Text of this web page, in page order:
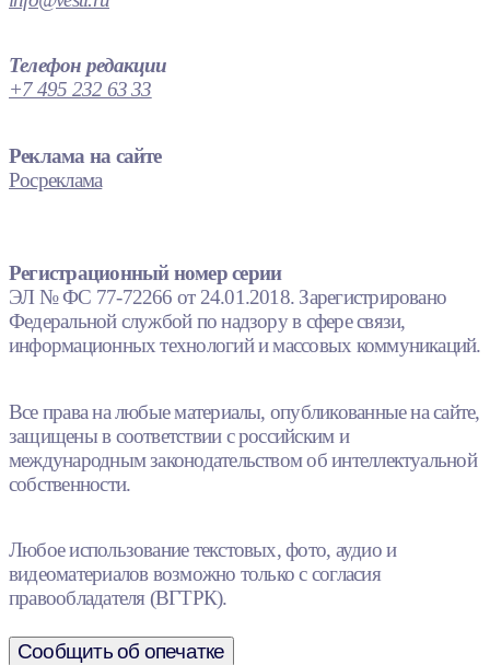
Телефон редакции
+7 495 232 63 33
Реклама на сайте
Росреклама
Регистрационный номер серии
ЭЛ № ФС 77-72266 от 24.01.2018. Зарегистрировано
Федеральной службой по надзору в сфере связи,
информационных технологий и массовых коммуникаций.
Все права на любые материалы, опубликованные на сайте,
защищены в соответствии с российским и
международным законодательством об интеллектуальной
собственности.
Любое использование текстовых, фото, аудио и
видеоматериалов возможно только с согласия
правообладателя (ВГТРК).
Сообщить об опечатке